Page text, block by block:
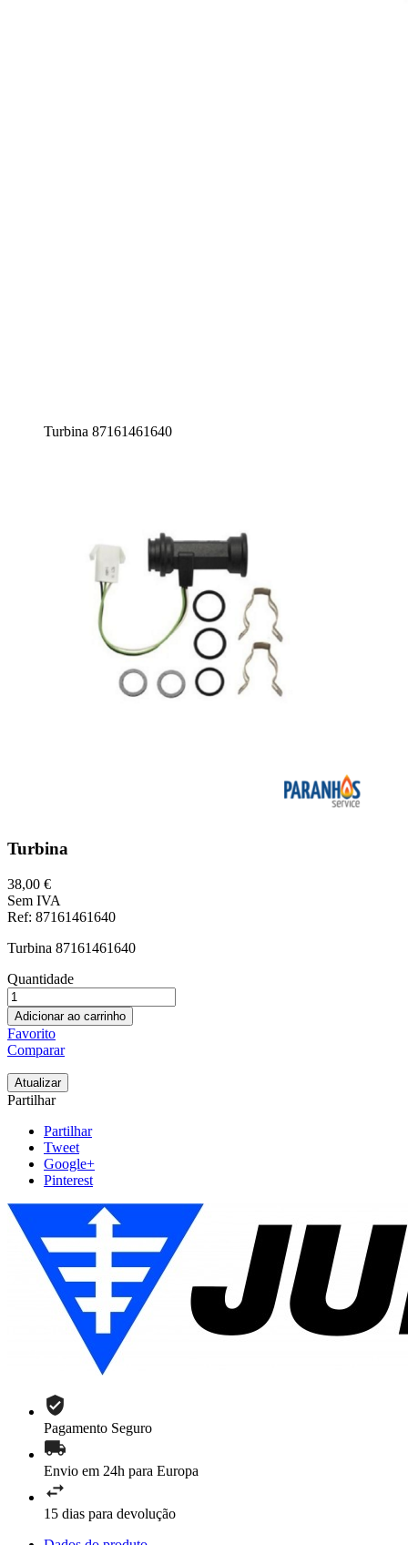
Turbina 87161461640
Turbina
38,00 €
Sem IVA
Ref: 87161461640
Turbina 87161461640
Quantidade
Adicionar ao carrinho
Favorito
Comparar
Partilhar
Partilhar
Tweet
Google+
Pinterest
Pagamento Seguro
Envio em 24h para Europa
15 dias para devolução